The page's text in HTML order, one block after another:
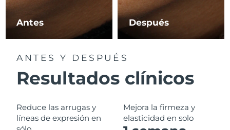
Antes Después
ANTES Y DESPUÉS
Resultados clínicos
Reduce las arrugas y
líneas de expresión en
Mejora la firmeza y
elasticidad en solo
Filipinas Entrega prevista
Portugal Entrega prevista
Catar Entrega prevista8/11/26